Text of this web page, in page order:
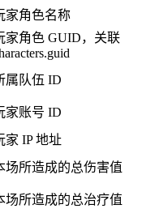
家角色名称
家角色 GUID，关联
属队伍 ID
家账号 ID
家 IP 地址
场所造成的总伤害值
场所造成的总治疗值